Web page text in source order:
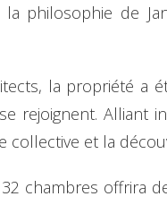
philosophie de
la propriété
rejoignent. Alliant
collective et la
chambres offrira